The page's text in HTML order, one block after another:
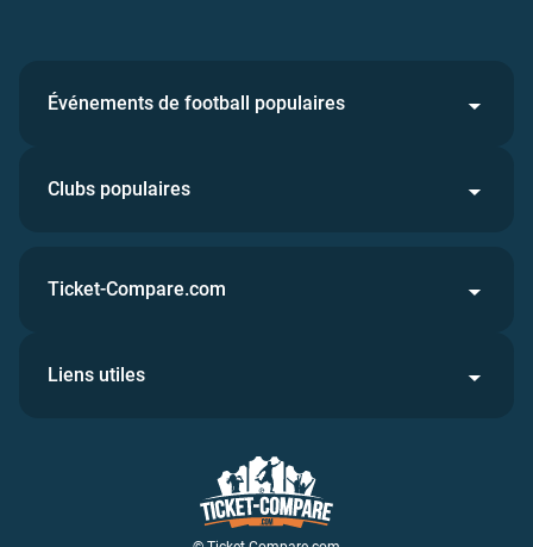
Événements de football populaires
Clubs populaires
Ticket-Compare.com
Liens utiles